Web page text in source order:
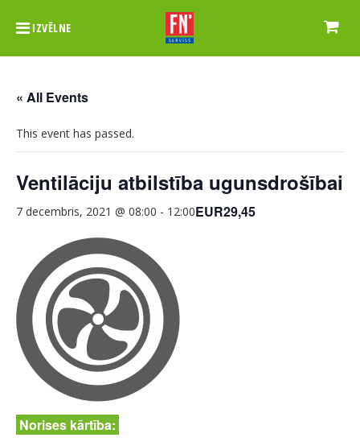
IZVĒLNE
« All Events
This event has passed.
Ventilāciju atbilstība ugunsdrošībai
7 decembris, 2021 @ 08:00 - 12:00EUR29,45
Norises kārtība: